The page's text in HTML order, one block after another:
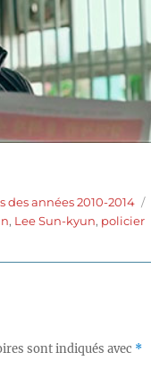
des années 2010-2014
, Lee Sun-kyun, policier
sont indiqués avec *